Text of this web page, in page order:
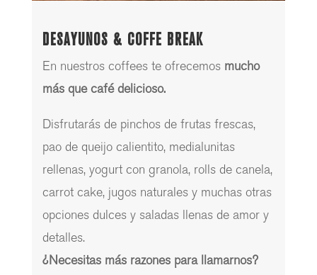
DESAYUNOS & COFFE BREAK
En nuestros coffees te ofrecemos mucho
más que café delicioso.
Disfrutarás de pinchos de frutas frescas,
pao de queijo calientito, medialunitas
rellenas, yogurt con granola, rolls de canela,
carrot cake, jugos naturales y muchas otras
opciones dulces y saladas llenas de amor y
detalles.
¿Necesitas más razones para llamarnos?